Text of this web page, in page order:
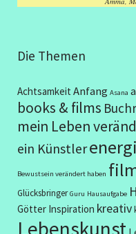
Die Themen
Achtsamkeit Anfang Asana
books & films
mein Leben
ein Künstler
Bewustsein verändert haben
Glücksbringer Guru Hausaufgabe
Götter Inspiration kreativ
Lebenskunst